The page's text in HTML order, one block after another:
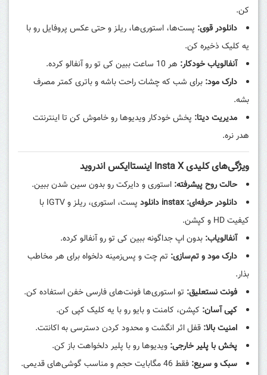
کن.
دانلودر قوی: پست‌ها، استوری‌ها، ریلز و حتی عکس پروفایل رو با
یه کلیک ذخیره کن.
آنفالویاب خودکار: هر 10 ساعت ببین کی تو رو آنفالو کرده.
دارک مود: برای شب که چشات راحت باشه و باتری کمتر مصرف
بشه.
مدیریت دیتا: پخش خودکار ویدیوها رو خاموش کن تا اینترنتت
هدر نره.
ویژگی‌های کلیدی Insta X اینستاایکس اندروید
حالت روح پیشرفته: استوری و دایرکت رو بدون سین شدن ببین.
دانلودر حرفه‌ای: instax دانلود
پست، استوری، ریلز و IGTV با
کیفیت HD و کپشن.
آنفالویاب: بدون اپ جداگونه ببین کی تو رو آنفالو کرده.
دارک مود و تم‌سازی: تم چت و پس‌زمینه دلخواه برای هر مخاطب
بذار.
فونت نستعلیق: تو استوری‌ها فونت‌های فارسی خفن استفاده کن.
کپی آسان: کپشن، کامنت و بایو رو با یه کلیک کپی کن.
امنیت بالا: قفل اثر انگشت و محدود کردن دسترسی به اکانتت.
پخش با پلیر خارجی: ویدیوها رو با پلیر دلخواهت باز کن.
سبک و سریع: فقط 46 مگابایت حجم و مناسب گوشی‌های قدیمی.